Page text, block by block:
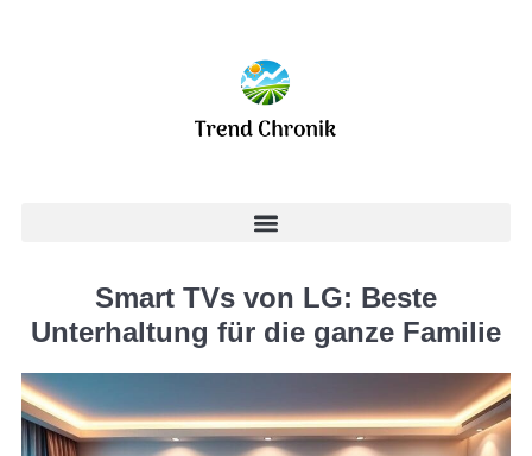
Smart TVs von LG: Beste
Unterhaltung für die ganze Familie